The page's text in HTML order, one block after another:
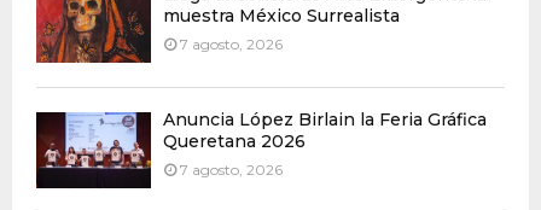
muestra México Surrealista
7 agosto, 2026
Anuncia López Birlain la Feria Gráfica
Queretana 2026
7 agosto, 2026